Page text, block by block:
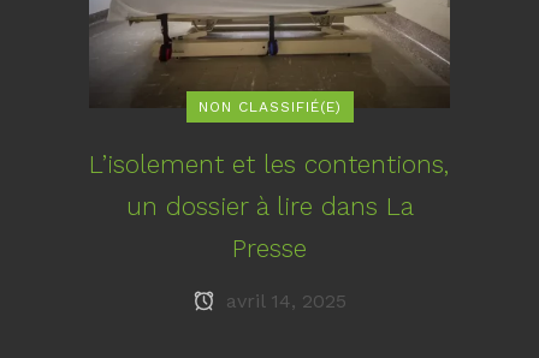
NON CLASSIFIÉ(E)
L’isolement et les contentions,
un dossier à lire dans La
Presse
avril 14, 2025